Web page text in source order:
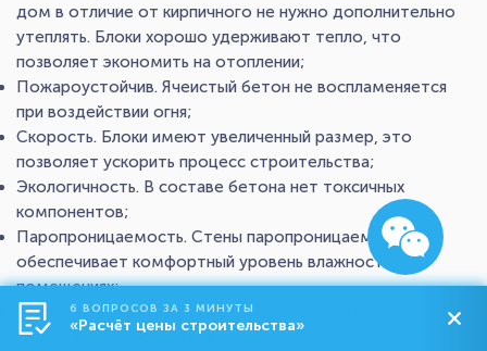
дом в отличие от кирпичного не нужно дополнительно
утеплять. Блоки хорошо удерживают тепло, что
позволяет экономить на отоплении;
Пожароустойчив. Ячеистый бетон не воспламеняется
при воздействии огня;
Скорость. Блоки имеют увеличенный размер, это
позволяет ускорить процесс строительства;
Экологичность. В составе бетона нет токсичных
компонентов;
Паропроницаемость. Стены паропроницаемы, это
обеспечивает комфортный уровень влажности в
помещениях;
Шумоизоляция. Ячеистая структура блока не дает
звукам извне проникать в помещение;
6 ВОПРОСОВ ЗА 3 МИНУТЫ
«Расчёт цены строительства»